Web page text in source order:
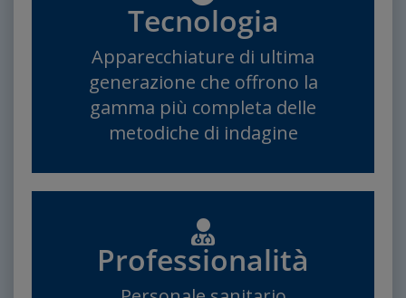
Tecnologia
Apparecchiature di ultima
generazione che offrono la
gamma più completa delle
metodiche di indagine
Professionalità